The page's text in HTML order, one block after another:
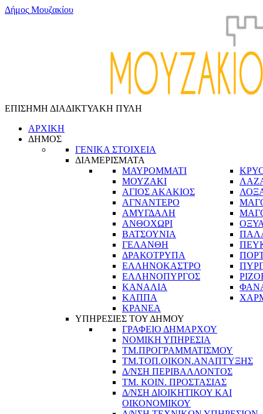
Δήμος Μουζακίου
ΕΠΙΣΗΜΗ ΔΙΑΔΙΚΤΥΑΚΗ ΠΥΛΗ
ΑΡΧΙΚΗ
ΔΗΜΟΣ
ΓΕΝΙΚΑ ΣΤΟΙΧΕΙΑ
ΔΙΑΜΕΡΙΣΜΑΤΑ
ΜΑΥΡΟΜΜΑΤΙ
ΜΟΥΖΑΚΙ
ΑΓΙΟΣ ΑΚΑΚΙΟΣ
ΑΓΝΑΝΤΕΡΟ
ΑΜΥΓΔΑΛΗ
ΑΝΘΟΧΩΡΙ
ΒΑΤΣΟΥΝΙΑ
ΓΕΛΑΝΘΗ
ΔΡΑΚΟΤΡΥΠΑ
ΕΛΛΗΝΟΚΑΣΤΡΟ
ΕΛΛΗΝΟΠΥΡΓΟΣ
ΚΑΝΑΛΙΑ
ΚΑΠΠΑ
ΚΡΑΝΕΑ
ΥΠΗΡΕΣΙΕΣ ΤΟΥ ΔΗΜΟΥ
ΓΡΑΦΕΙΟ ΔΗΜΑΡΧΟΥ
ΝΟΜΙΚΗ ΥΠΗΡΕΣΙΑ
ΤΜ.ΠΡΟΓΡΑΜΜΑΤΙΣΜΟΥ
ΤΜ.ΤΟΠ.ΟΙΚΟΝ.ΑΝΑΠΤΥΞΗΣ
Δ/ΝΣΗ ΠΕΡΙΒΑΛΛΟΝΤΟΣ
ΤΜ. ΚΟΙΝ. ΠΡΟΣΤΑΣΙΑΣ
Δ/ΝΣΗ ΔΙΟΙΚΗΤΙΚΟΥ ΚΑΙ
ΟΙΚΟΝΟΜΙΚΟΥ